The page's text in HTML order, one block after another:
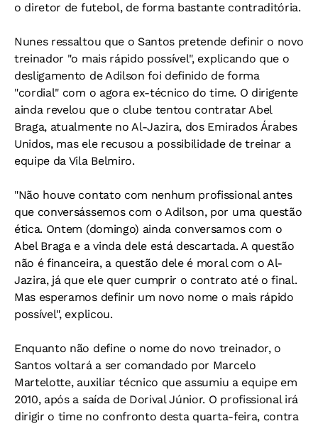
o diretor de futebol, de forma bastante contraditória.
Nunes ressaltou que o Santos pretende definir o novo
treinador "o mais rápido possível", explicando que o
desligamento de Adilson foi definido de forma
"cordial" com o agora ex-técnico do time. O dirigente
ainda revelou que o clube tentou contratar Abel
Braga, atualmente no Al-Jazira, dos Emirados Árabes
Unidos, mas ele recusou a possibilidade de treinar a
equipe da Vila Belmiro.
"Não houve contato com nenhum profissional antes
que conversássemos com o Adilson, por uma questão
ética. Ontem (domingo) ainda conversamos com o
Abel Braga e a vinda dele está descartada. A questão
não é financeira, a questão dele é moral com o Al-
Jazira, já que ele quer cumprir o contrato até o final.
Mas esperamos definir um novo nome o mais rápido
possível", explicou.
Enquanto não define o nome do novo treinador, o
Santos voltará a ser comandado por Marcelo
Martelotte, auxiliar técnico que assumiu a equipe em
2010, após a saída de Dorival Júnior. O profissional irá
dirigir o time no confronto desta quarta-feira, contra